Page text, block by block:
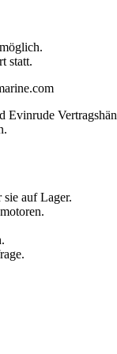
statt.
Evinrude
auf Lager.